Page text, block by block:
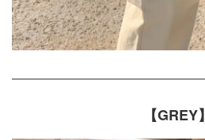
【GREY】